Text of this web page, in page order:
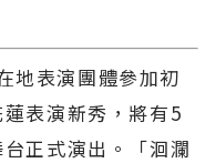
表演團體參加初
表演新秀，將有5
正式演出。「洄瀾